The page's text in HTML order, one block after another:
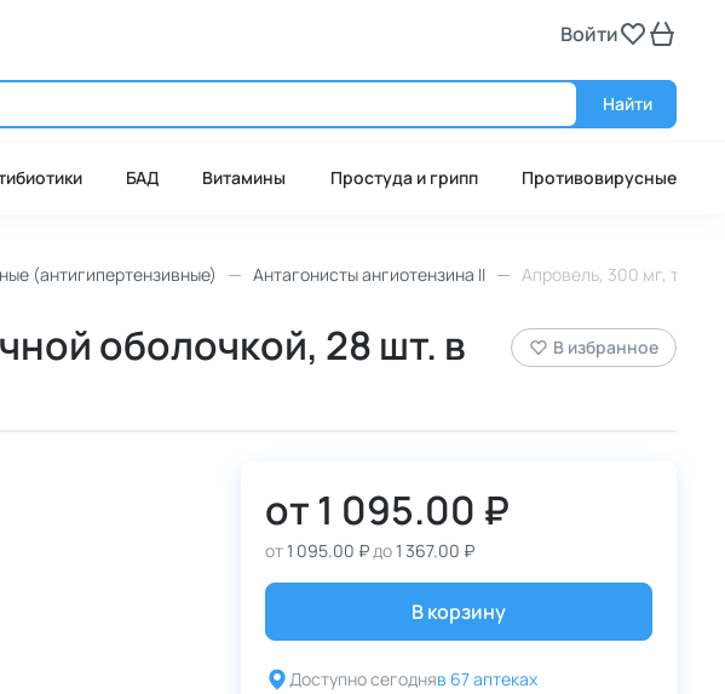
Войти
Найти
БАД Витамины Простуда и грипп Противовирусные
(антигипертензивные) Антагонисты ангиотензина II Апровель, 300 мг,
оболочкой, 28 шт. в
В избранное
от 1 095.00 ₽
от1 095.00 ₽до1 367.00 ₽
В корзину
Доступно сегодняв 67 аптеках